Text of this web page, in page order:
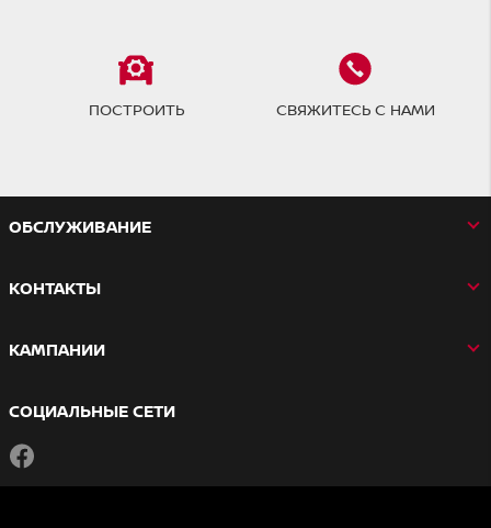
ПОСТРОИТЬ СВЯЖИТЕСЬ С НАМИ
OБСЛУЖИВАНИЕ
КОНТАКТЫ
КАМПАНИИ
СОЦИАЛЬНЫЕ СЕТИ